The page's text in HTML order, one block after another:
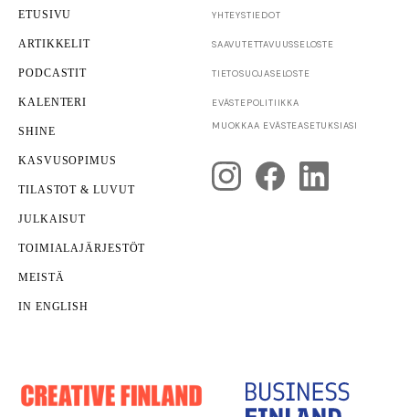
Business Finland käynnistää uudet rahoitushaut
luoville aloille
ETUSIVU
ARTIKKELIT
PODCASTIT
KALENTERI
SHINE
KASVUSOPIMUS
TILASTOT & LUVUT
JULKAISUT
TOIMIALAJÄRJESTÖT
MEISTÄ
IN ENGLISH
YHTEYSTIEDOT
SAAVUTETTAVUUS­SELOSTE
TIETOSUOJASELOSTE
EVÄSTEPOLITIIKKA
MUOKKAA EVÄSTEASETUKSIASI